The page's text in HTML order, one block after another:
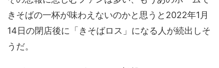
きそばの一杯が味わえないのかと思うと2022年1月
14日の閉店後に「きそばロス」になる人が続出しそ
うだ。